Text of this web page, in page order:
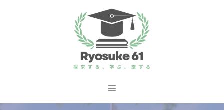
ス
メ